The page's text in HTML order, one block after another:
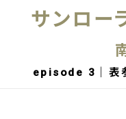
サンロー
episode 3｜表